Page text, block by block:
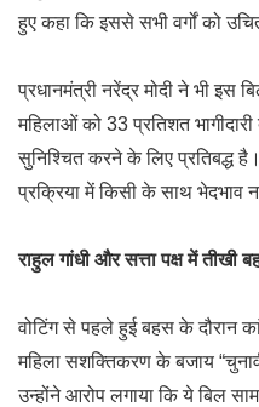
हुए कहा कि इससे सभी वर्गों को
प्रधानमंत्री नरेंद्र मोदी ने भी इस
महिलाओं को 33 प्रतिशत
सुनिश्चित करने के लिए प्रतिबद्ध
प्रक्रिया में किसी के साथ भेदभाव
राहुल गांधी और सत्ता पक्ष में तीखी
वोटिंग से पहले हुई बहस के दौरान
महिला सशक्तिकरण के बजाय
उन्होंने आरोप लगाया कि ये बिल